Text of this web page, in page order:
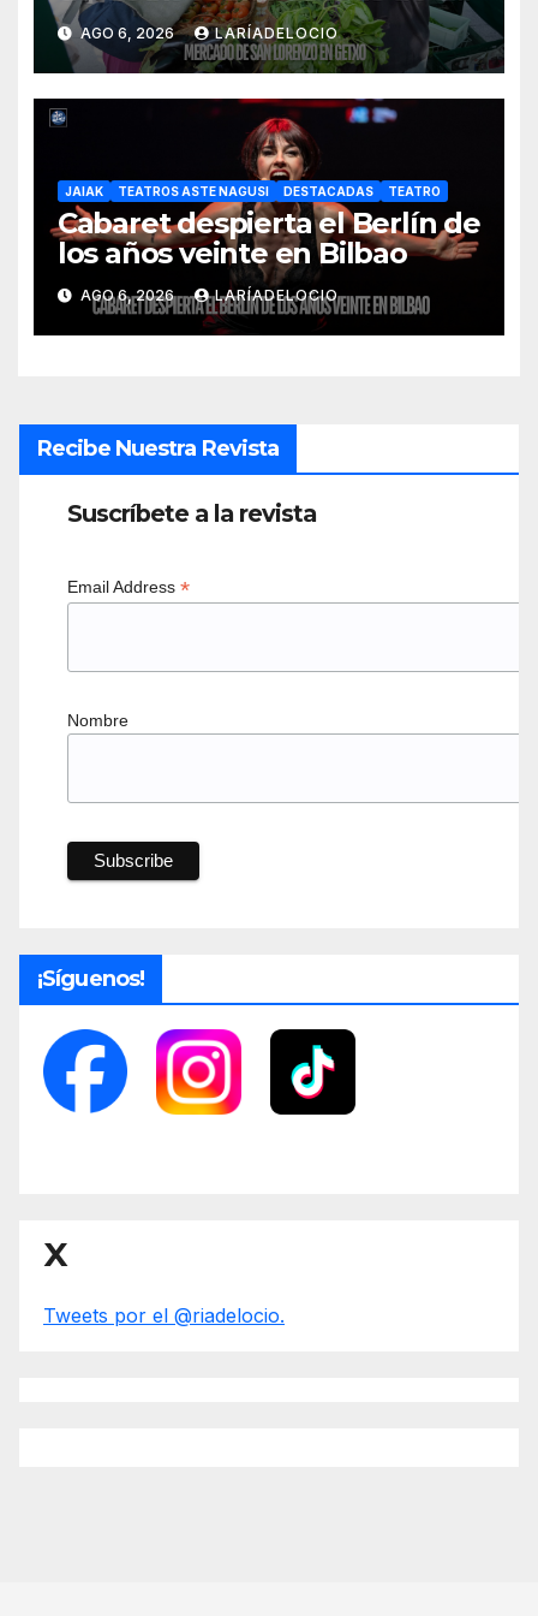
productores del País Vasco
AGO 6, 2026 LARÍADELOCIO
JAIAK TEATROS ASTE NAGUSI DESTACADAS TEATRO
Cabaret despierta el Berlín de
los años veinte en Bilbao
AGO 6, 2026 LARÍADELOCIO
Recibe Nuestra Revista
Suscríbete a la revista
Email Address *
Nombre
¡Síguenos!
X
Tweets por el @riadelocio.